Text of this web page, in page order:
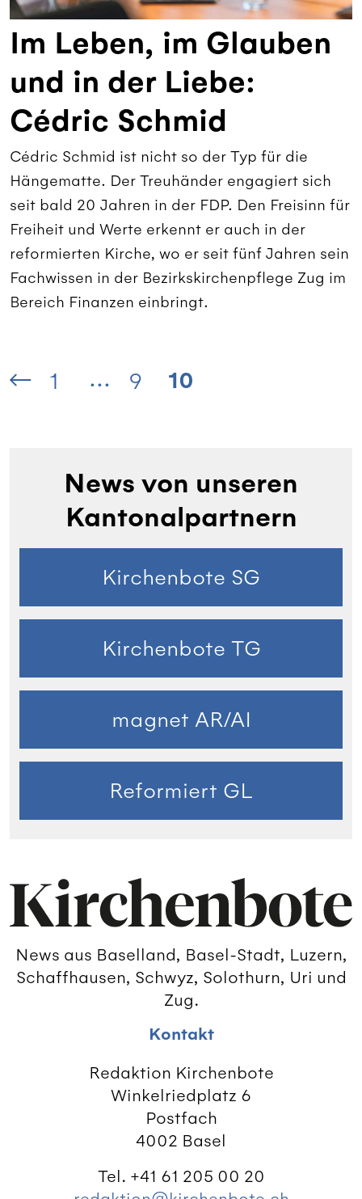
Im Leben, im Glauben
und in der Liebe:
Cédric Schmid
Cédric Schmid ist nicht so der Typ für die
Hängematte. Der Treuhänder engagiert sich
seit bald 20 Jahren in der FDP. Den Freisinn für
Freiheit und Werte erkennt er auch in der
reformierten Kirche, wo er seit fünf Jahren sein
Fachwissen in der Bezirkskirchenpflege Zug im
Bereich Finanzen einbringt.
1 ... 9 10
News von unseren
Kantonalpartnern
Kirchenbote SG
Kirchenbote TG
magnet AR/AI
Reformiert GL
News aus Baselland, Basel-Stadt, Luzern,
Schaffhausen, Schwyz, Solothurn, Uri und
Zug.
Kontakt
Redaktion Kirchenbote
Winkelriedplatz 6
Postfach
4002 Basel
Tel. +41 61 205 00 20